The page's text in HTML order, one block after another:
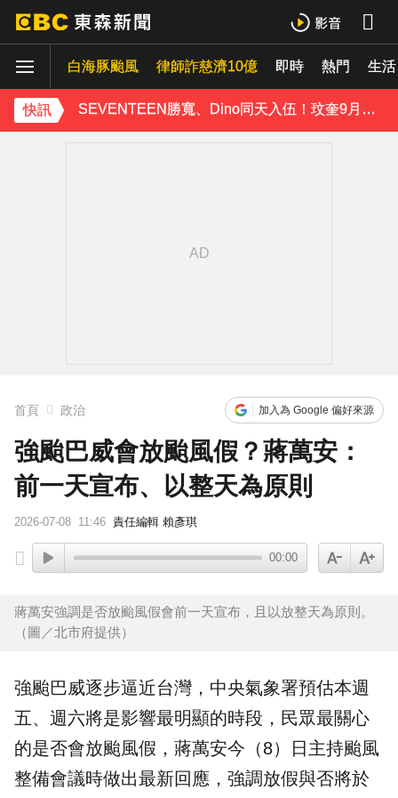
白海豚颱風 律師詐慈濟10億 即時 熱門 生活
快訊
下載東森App，隨時掌握天下大小事！
SEVENTEEN勝寬、Dino同天入伍！玟奎9月服替代役
首頁 政治 加入為 Google 偏好來源
強颱巴威會放颱風假？蔣萬安：
前一天宣布、以整天為原則
2026-07-08 11:46 責任編輯 賴彥琪
00:00
蔣萬安強調是否放颱風假會前一天宣布，且以放整天為原則。
（圖／北市府提供）
強颱巴威逐步逼近台灣，中央氣象署預估本週
五、週六將是影響最明顯的時段，民眾最關心
的是否會放颱風假 ， 蔣萬安今（8）日主持颱風
整備會議時做出最新回應，強調放假與否將於